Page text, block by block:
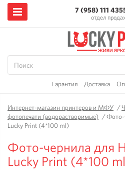
7 (958) 111
отдел
Гарантия Доставка
Интернет-магазин принтеров и МФУ /
фотопечати (водорастворимые) /Фото-
Lucky Print (4*100 ml)
Фото-чернила для
Lucky Print (4*100